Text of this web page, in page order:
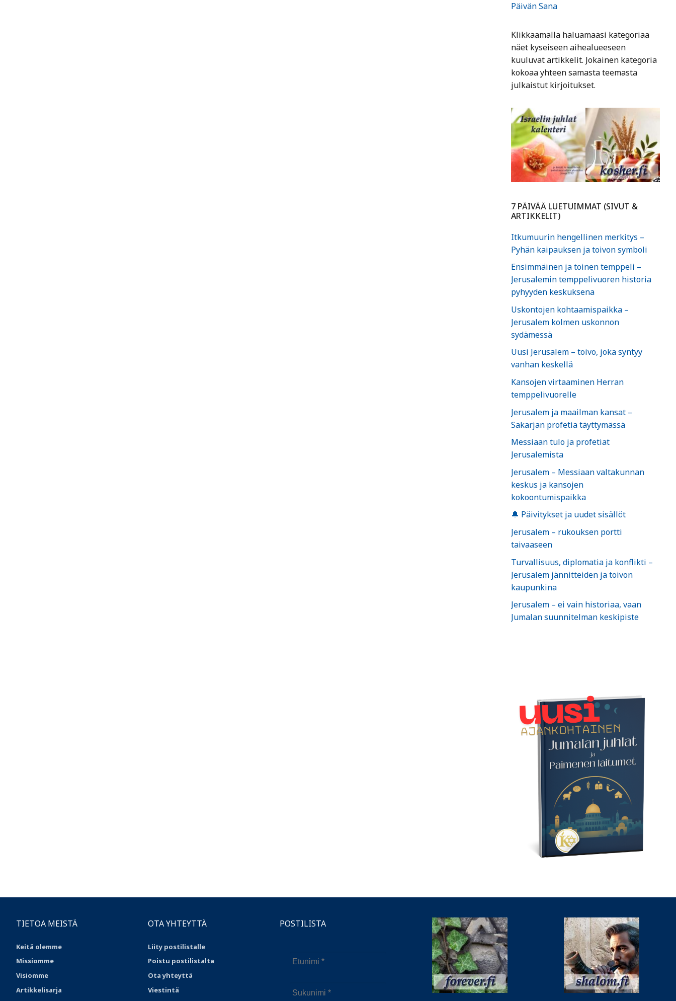
Päivän Sana
Klikkaamalla haluamaasi kategoriaa
näet kyseiseen aihealueeseen
kuuluvat artikkelit. Jokainen kategoria
kokoaa yhteen samasta teemasta
julkaistut kirjoitukset.
7 PÄIVÄÄ LUETUIMMAT (SIVUT &
ARTIKKELIT)
Itkumuurin hengellinen merkitys –
Pyhän kaipauksen ja toivon symboli
Ensimmäinen ja toinen temppeli –
Jerusalemin temppelivuoren historia
pyhyyden keskuksena
Uskontojen kohtaamispaikka –
Jerusalem kolmen uskonnon
sydämessä
Uusi Jerusalem – toivo, joka syntyy
vanhan keskellä
Kansojen virtaaminen Herran
temppelivuorelle
Jerusalem ja maailman kansat –
Sakarjan profetia täyttymässä
Messiaan tulo ja profetiat
Jerusalemista
Jerusalem – Messiaan valtakunnan
keskus ja kansojen
kokoontumispaikka
🔔 Päivitykset ja uudet sisällöt
Jerusalem – rukouksen portti
taivaaseen
Turvallisuus, diplomatia ja konflikti –
Jerusalem jännitteiden ja toivon
kaupunkina
Jerusalem – ei vain historiaa, vaan
Jumalan suunnitelman keskipiste
TIETOA MEISTÄ
Keitä olemme
Missiomme
Visiomme
Artikkelisarja
OTA YHTEYTTÄ
Liity postilistalle
Poistu postilistalta
Ota yhteyttä
Viestintä
POSTILISTA